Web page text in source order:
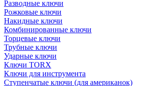
Разводные ключи
Рожковые ключи
Накидные ключи
Комбинированные ключи
Торцевые ключи
Трубные ключи
Ударные ключи
Ключи TORX
Ключи для инструмента
Ступенчатые ключи (для американок)